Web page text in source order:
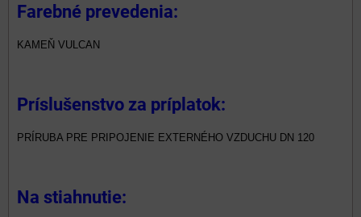
Farebné prevedenia:
KAMEŇ VULCAN
Príslušenstvo za príplatok:
PRÍRUBA PRE PRIPOJENIE EXTERNÉHO VZDUCHU DN 120
Na stiahnutie: